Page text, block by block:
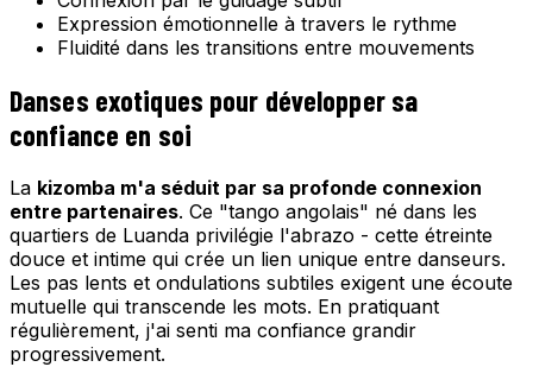
Expression émotionnelle à travers le rythme
Fluidité dans les transitions entre mouvements
Danses exotiques pour développer sa
confiance en soi
La kizomba m'a séduit par sa profonde connexion
entre partenaires. Ce "tango angolais" né dans les
quartiers de Luanda privilégie l'abrazo - cette étreinte
douce et intime qui crée un lien unique entre danseurs.
Les pas lents et ondulations subtiles exigent une écoute
mutuelle qui transcende les mots. En pratiquant
régulièrement, j'ai senti ma confiance grandir
progressivement.